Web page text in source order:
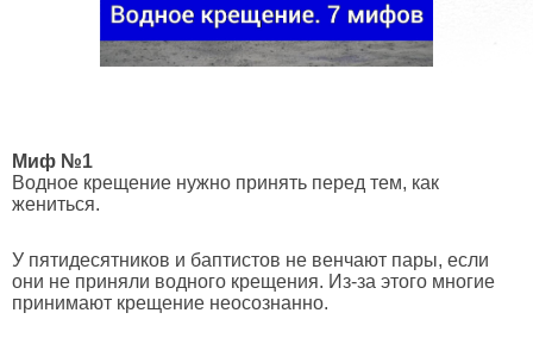
Миф №1
Водное крещение нужно принять перед тем, как
жениться.
У пятидесятников и баптистов не венчают пары, если
они не приняли водного крещения. Из-за этого многие
принимают крещение неосознанно.